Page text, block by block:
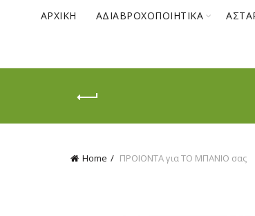
ΑΡΧΙΚΉ ΑΔΙΑΒΡΟΧΟΠΟΙΗΤΙΚΑ
Home ΠΡΟΙΟΝΤΑ για ΤΟ ΜΠΑΝΙΟ σας